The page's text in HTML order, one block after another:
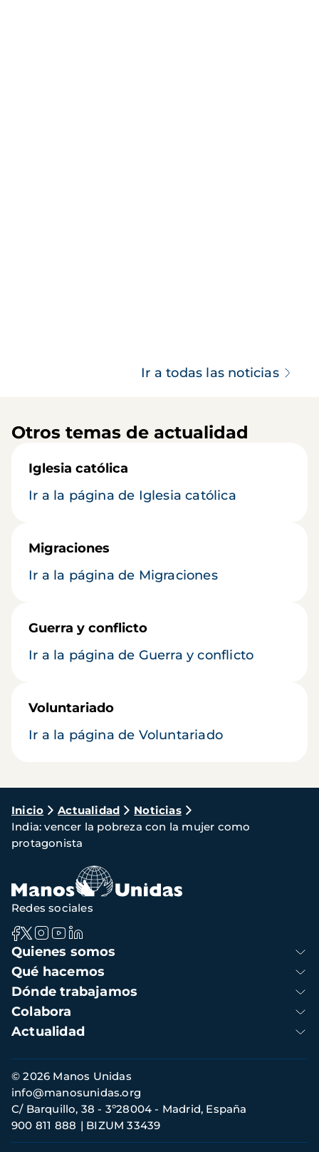
Ir a todas las noticias
Otros temas de actualidad
Iglesia católica
Ir a la página de Iglesia católica
Migraciones
Ir a la página de Migraciones
Guerra y conflicto
Ir a la página de Guerra y conflicto
Voluntariado
Ir a la página de Voluntariado
Ruta
de
navegación
Inicio Actualidad
Noticias
India: vencer la pobreza con la mujer como
protagonista
Navegación
principal
Quienes somos
Qué hacemos
Dónde trabajamos
Colabora
Actualidad
Redes sociales
Información
de
contacto
© 2026 Manos Unidas
C/ Barquillo, 38 - 3º28004 - Madrid, España
900 811 888
BIZUM 33439
info@manosunidas.org